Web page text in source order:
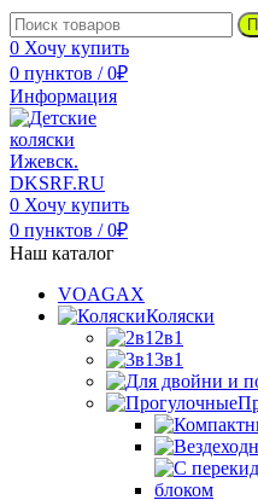
0 Хочу купить
0 пунктов / 0₽
Информация
0 Хочу купить
0 пунктов / 0₽
Наш каталог
VOAGAX
Коляски
2в1
3в1